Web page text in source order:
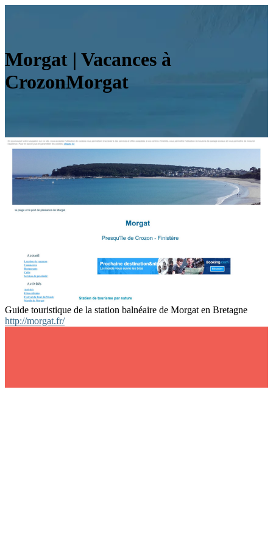
Morgat | Vacances à
CrozonMorgat
Guide touristique de la station balnéaire de Morgat en Bretagne
http://morgat.fr/